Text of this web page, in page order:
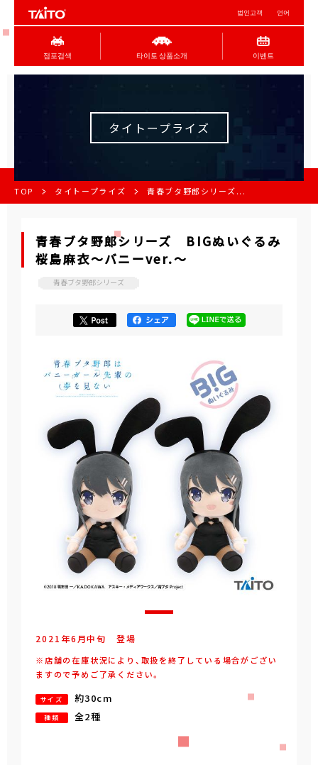
법인고객 언어
점포검색 타이토 상품소개 이벤트
タイトープライズ
TOP タイトープライズ 青春ブタ野郎シリーズ...
青春ブタ野郎シリーズ BIGぬいぐるみ
桜島麻衣～バニーver.～
青春ブタ野郎シリーズ
2021年6 月中旬 登場
※店舗の在庫状況により、取扱を終了している場合がござい
ますので予めご了承ください。
サイズ 約30cm
種類 全2種